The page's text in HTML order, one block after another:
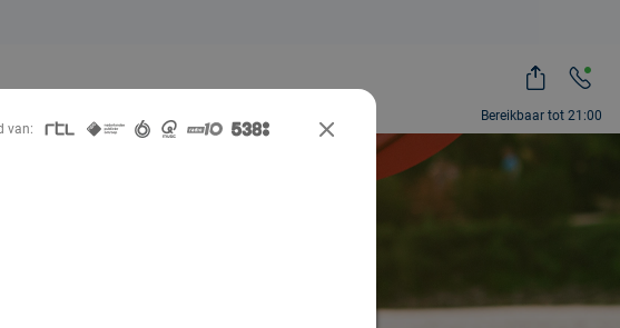
Bereikbaar tot 21:00
Account bei
van: